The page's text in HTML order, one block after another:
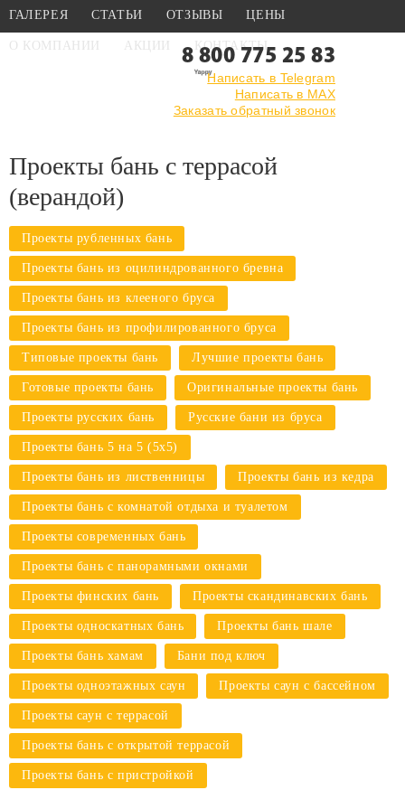
ГАЛЕРЕЯ СТАТЬИ ОТЗЫВЫ ЦЕНЫ
О КОМПАНИИ АКЦИИ КОНТАКТЫ
8 800 775 25 83
Написать в Telegram
Написать в MAX
Заказать обратный звонок
Проекты бань › С террасой (верандой)
Проекты бань с террасой
(верандой)
Проекты рубленных бань
Проекты бань из оцилиндрованного бревна
Проекты бань из клееного бруса
Проекты бань из профилированного бруса
Типовые проекты бань Лучшие проекты бань
Готовые проекты бань Оригинальные проекты бань
Проекты русских бань Русские бани из бруса
Проекты бань 5 на 5 (5х5)
Проекты бань из лиственницы Проекты бань из кедра
Проекты бань с комнатой отдыха и туалетом
Проекты современных бань
Проекты бань с панорамными окнами
Проекты финских бань Проекты скандинавских бань
Проекты односкатных бань Проекты бань шале
Проекты бань хамам Бани под ключ
Проекты одноэтажных саун Проекты саун с бассейном
Проекты саун с террасой
Проекты бань с открытой террасой
Проекты бань с пристройкой